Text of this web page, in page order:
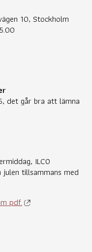
10, Stockholm
det går bra att lämna
ILCO
tillsammans med
pdf.